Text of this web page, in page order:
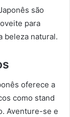
são
para
beleza natural.
oferece a
como stand
Aventure-se e